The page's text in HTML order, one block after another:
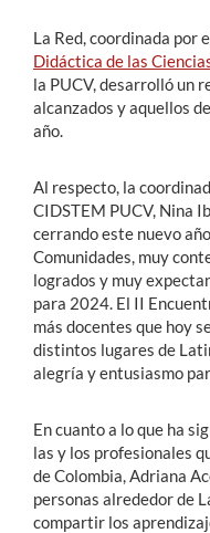
La Red, coordinada por
Didáctica de las
la PUCV, desarrolló un
alcanzados y aquellos
año.
Al respecto, la
CIDSTEM PUCV, Nina
cerrando este nuevo
Comunidades, muy
logrados y muy
para 2024. El II
más docentes que hoy
distintos lugares de
alegría y entusiasmo
En cuanto a lo que ha
las y los profesionales
de Colombia, Adriana
personas alrededor de
compartir los